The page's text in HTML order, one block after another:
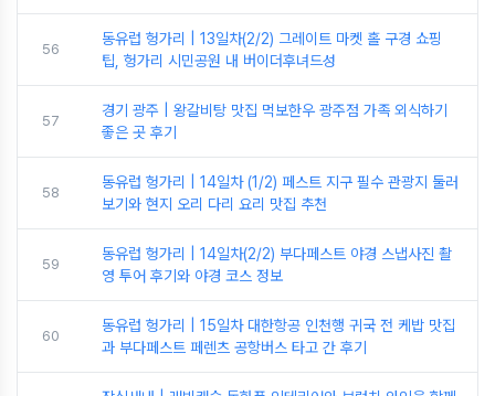
56
동유럽 헝가리 | 13일차(2/2) 그레이트 마켓 홀 구경 쇼핑
팁, 헝가리 시민공원 내 버이더후녀드성
57
경기 광주 | 왕갈비탕 맛집 먹보한우 광주점 가족 외식하기
좋은 곳 후기
58
동유럽 헝가리 | 14일차 (1/2) 페스트 지구 필수 관광지 둘러
보기와 현지 오리 다리 요리 맛집 추천
59
동유럽 헝가리 | 14일차(2/2) 부다페스트 야경 스냅사진 촬
영 투어 후기와 야경 코스 정보
60
동유럽 헝가리 | 15일차 대한항공 인천행 귀국 전 케밥 맛집
과 부다페스트 페렌츠 공항버스 타고 간 후기